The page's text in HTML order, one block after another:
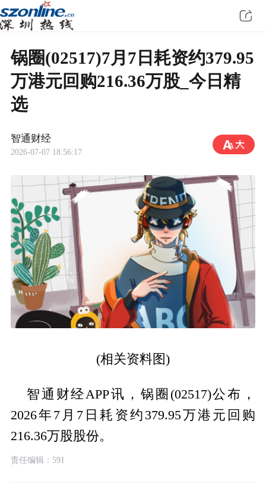
锅圈(02517)7月7日耗资约379.95
万港元回购216.36万股_今日精
选
智通财经
2026-07-07 18:56:17
(相关资料图)
智通财经APP讯，锅圈(02517)公布，
2026年7月7日耗资约379.95万港元回购
216.36万股股份。
责任编辑：591